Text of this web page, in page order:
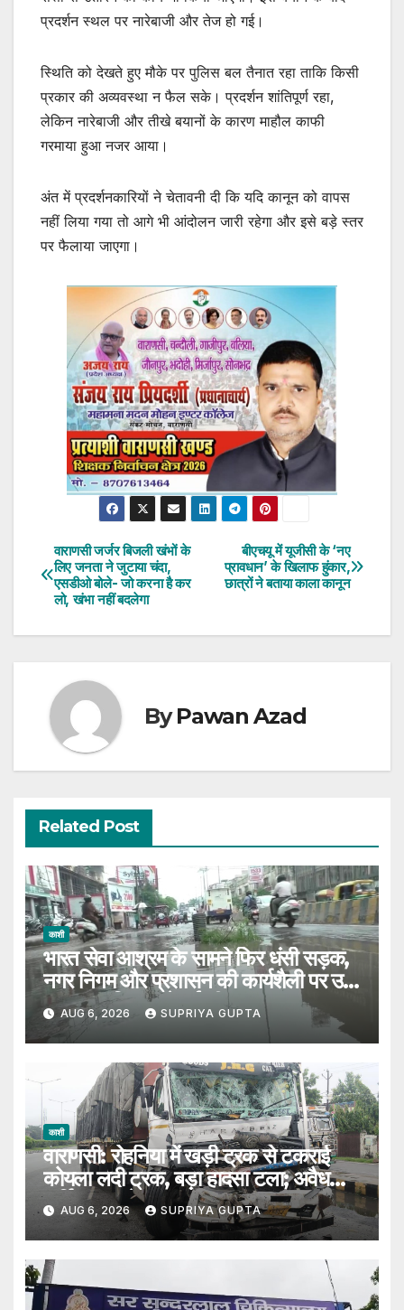
प्रदर्शन स्थल पर नारेबाजी और तेज हो गई।
स्थिति को देखते हुए मौके पर पुलिस बल तैनात रहा ताकि किसी
प्रकार की अव्यवस्था न फैल सके। प्रदर्शन शांतिपूर्ण रहा,
लेकिन नारेबाजी और तीखे बयानों के कारण माहौल काफी
गरमाया हुआ नजर आया।
अंत में प्रदर्शनकारियों ने चेतावनी दी कि यदि कानून को वापस
नहीं लिया गया तो आगे भी आंदोलन जारी रहेगा और इसे बड़े स्तर
पर फैलाया जाएगा।
Post
navigation
बीएचयू में यूजीसी के ‘नए
प्रावधान’ के खिलाफ हुंकार,
छात्रों ने बताया काला कानून
वाराणसी जर्जर बिजली खंभों के
लिए जनता ने जुटाया चंदा,
एसडीओ बोले- जो करना है कर
लो, खंभा नहीं बदलेगा
ByPawan Azad
Related Post
काशी
भारत सेवा आश्रम के सामने फिर धंसी सड़क,
नगर निगम और प्रशासन की कार्यशैली पर उठे
सवाल, 7 दिन पहले हुई थी मरम्मत
AUG 6, 2026 SUPRIYA GUPTA
काशी
वाराणसी: रोहनिया में खड़ी ट्रक से टकराई
कोयला लदी ट्रक, बड़ा हादसा टला; अवैध
पार्किंग पर उठे सवाल
AUG 6, 2026 SUPRIYA GUPTA